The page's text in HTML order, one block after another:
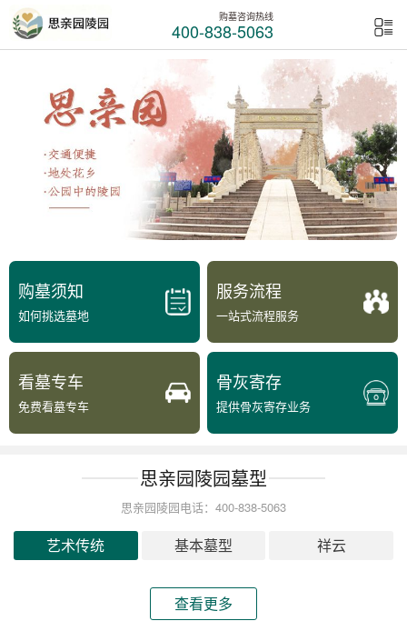
购墓咨询热线
400-838-5063
购墓须知
如何挑选墓地
服务流程
一站式流程服务
看墓专车
免费看墓专车
骨灰寄存
提供骨灰寄存业务
思亲园陵园墓型
思亲园陵园电话：400-838-5063
艺术传统 基本墓型 祥云
查看更多